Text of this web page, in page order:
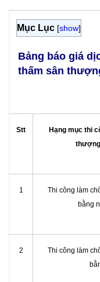
Mục Lục [show]
Bảng báo giá
thấm sân
Stt
Hạng mục thi
1
Thi công làm
bằng
2
Thi công làm